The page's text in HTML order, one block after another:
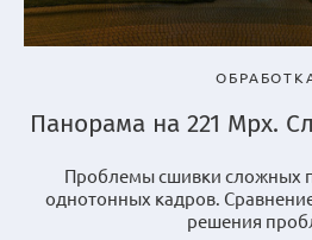
Панорама на 221 Mpx.
Проблемы сшивки сложных
однотонных кадров.
решения